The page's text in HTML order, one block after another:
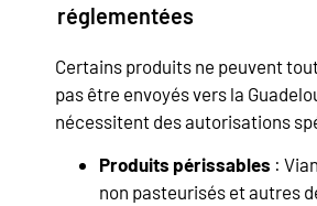
réglementées
Certains produits ne peuvent
pas être envoyés vers la
nécessitent des autorisations
Produits périssables :
non pasteurisés et autres